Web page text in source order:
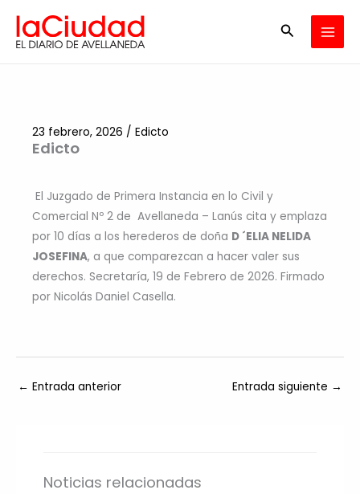
contenido
Buscar
Edicto
23 febrero, 2026 / Edicto
El Juzgado de Primera Instancia en lo Civil y
Comercial Nº 2 de Avellaneda – Lanús cita y emplaza
por 10 días a los herederos de doña D ´ELIA NELIDA
JOSEFINA, a que comparezcan a hacer valer sus
derechos. Secretaría, 19 de Febrero de 2026. Firmado
por Nicolás Daniel Casella.
← Entrada anterior Entrada siguiente →
Noticias relacionadas